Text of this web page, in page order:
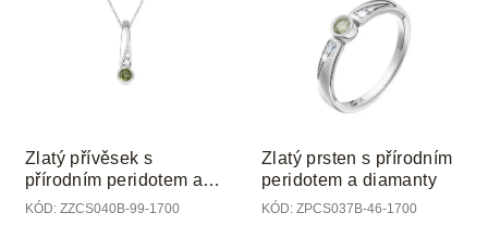
Zlatý přívěsek s
přírodním peridotem a
diamanty
KÓD: ZZCS040B-99-1700
Zlatý prsten s přírodním
peridotem a diamanty
KÓD: ZPCS037B-46-1700